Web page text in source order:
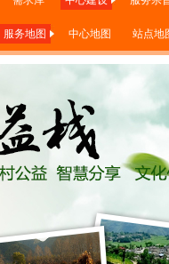
服务地图 中心地图 站点地